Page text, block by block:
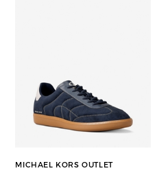
MICHAEL KORS OUTLET